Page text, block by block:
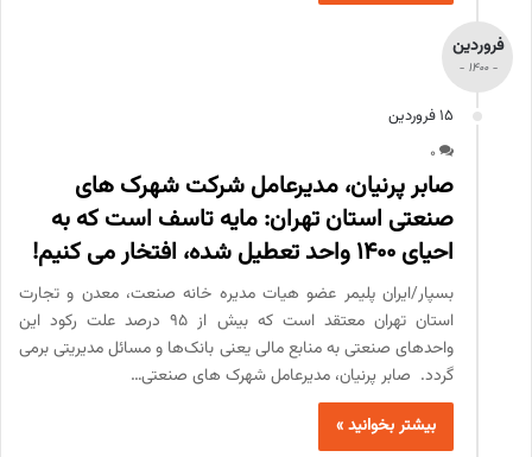
فروردین
- 1400 -
15 فروردین
0
صابر پرنیان، مدیرعامل شرکت شهرک های
صنعتی استان تهران: مایه تاسف است که به
احیای 1400 واحد تعطیل شده، افتخار می کنیم!
بسپار/ایران پلیمر عضو هیات مدیره خانه صنعت، معدن و تجارت
استان تهران معتقد است که بیش از ۹۵ درصد علت رکود این
واحدهای صنعتی به منابع مالی یعنی بانک‌ها و مسائل مدیریتی برمی
گردد. صابر پرنیان، مدیرعامل شهرک های صنعتی…
بیشتر بخوانید »